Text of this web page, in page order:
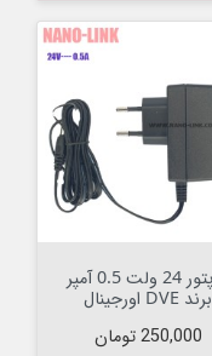
آداپتور 24 ولت 0.5 آمپر
برند DVE اورجینال
قیمت
250,000 تومان